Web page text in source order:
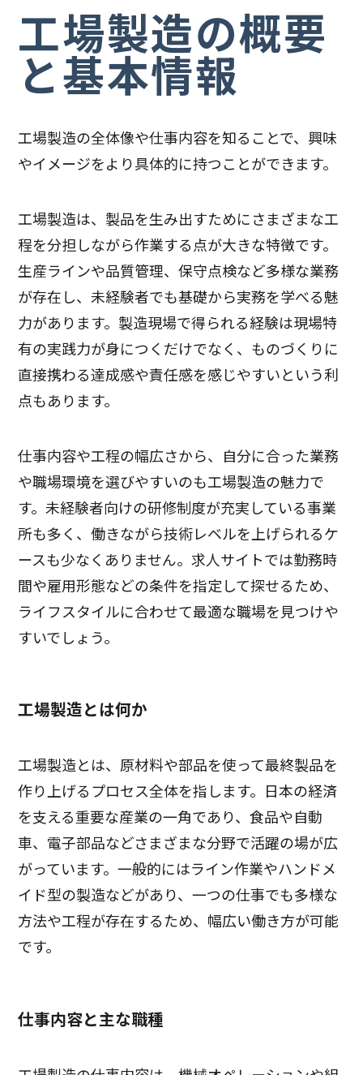
工場製造の概要
と基本情報
工場製造の全体像や仕事内容を知ることで、興味
やイメージをより具体的に持つことができます。
工場製造は、製品を生み出すためにさまざまな工
程を分担しながら作業する点が大きな特徴です。
生産ラインや品質管理、保守点検など多様な業務
が存在し、未経験者でも基礎から実務を学べる魅
力があります。製造現場で得られる経験は現場特
有の実践力が身につくだけでなく、ものづくりに
直接携わる達成感や責任感を感じやすいという利
点もあります。
仕事内容や工程の幅広さから、自分に合った業務
や職場環境を選びやすいのも工場製造の魅力で
す。未経験者向けの研修制度が充実している事業
所も多く、働きながら技術レベルを上げられるケ
ースも少なくありません。求人サイトでは勤務時
間や雇用形態などの条件を指定して探せるため、
ライフスタイルに合わせて最適な職場を見つけや
すいでしょう。
工場製造とは何か
工場製造とは、原材料や部品を使って最終製品を
作り上げるプロセス全体を指します。日本の経済
を支える重要な産業の一角であり、食品や自動
車、電子部品などさまざまな分野で活躍の場が広
がっています。一般的にはライン作業やハンドメ
イド型の製造などがあり、一つの仕事でも多様な
方法や工程が存在するため、幅広い働き方が可能
です。
仕事内容と主な職種